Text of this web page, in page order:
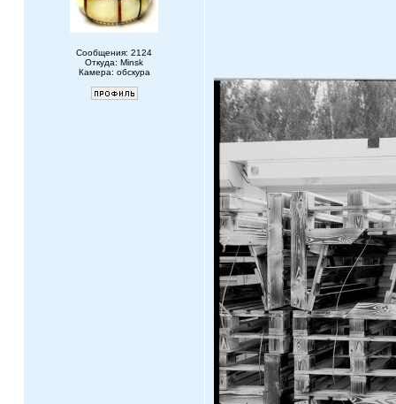
Сообщения: 2124
Откуда: Minsk
Камера: обскура